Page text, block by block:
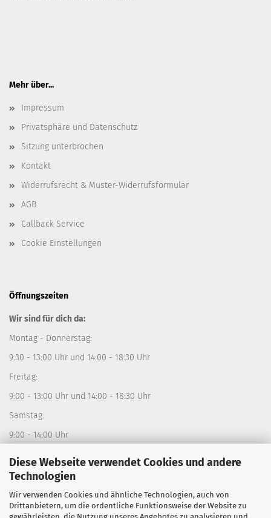
Diese Webseite verwendet Cookies und andere
Technologien
Wir verwenden Cookies und ähnliche Technologien, auch von
Drittanbietern, um die ordentliche Funktionsweise der Website zu
gewährleisten, die Nutzung unseres Angebotes zu analysieren und
Mehr über...
Impressum
Privatsphäre und Datenschutz
Sitzung unterbrochen
Kontakt
Widerrufsrecht & Muster-Widerrufsformular
AGB
Callback Service
Cookie Einstellungen
Öffnungszeiten
Wir sind für dich da:
Montag - Donnerstag:
9:30 - 13:00 Uhr und 14:00 - 18:30 Uhr
Freitag:
9:00 - 13:00 Uhr und 14:00 - 18:30 Uhr
Samstag:
9:00 - 14:00 Uhr
Social Media
Instagram:sporthausfistelmann